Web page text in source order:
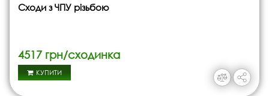
Сходи з ЧПУ різьбою
4517 грн/сходинка
КУПИТИ